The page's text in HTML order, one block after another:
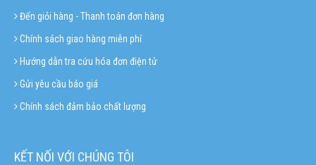
Đến giỏi hàng - Thanh toán đơn hàng
Chính sách giao hàng miễn phí
Hướng dẫn tra cứu hóa đơn điện tử
Gửi yêu cầu báo giá
Chính sách đảm bảo chất lượng
KẾT NỐI VỚI CHÚNG TÔI